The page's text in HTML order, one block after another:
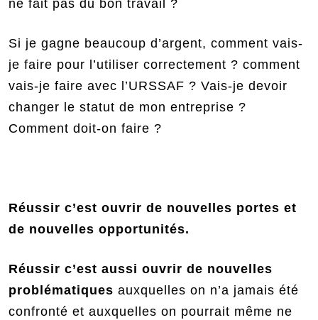
ne fait pas du bon travail ?
Si je gagne beaucoup d’argent, comment vais-
je faire pour l’utiliser correctement ? comment
vais-je faire avec l’URSSAF ? Vais-je devoir
changer le statut de mon entreprise ?
Comment doit-on faire ?
Réussir c’est ouvrir de nouvelles portes et
de nouvelles opportunités.
Réussir c’est aussi ouvrir de nouvelles
problématiques auxquelles on n’a jamais été
confronté et auxquelles on pourrait même ne